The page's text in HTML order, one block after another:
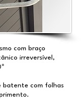
com braço
irreversível,
batente com folhas